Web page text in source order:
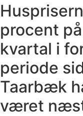
procent
kvartal i
periode
Taarbæk
været